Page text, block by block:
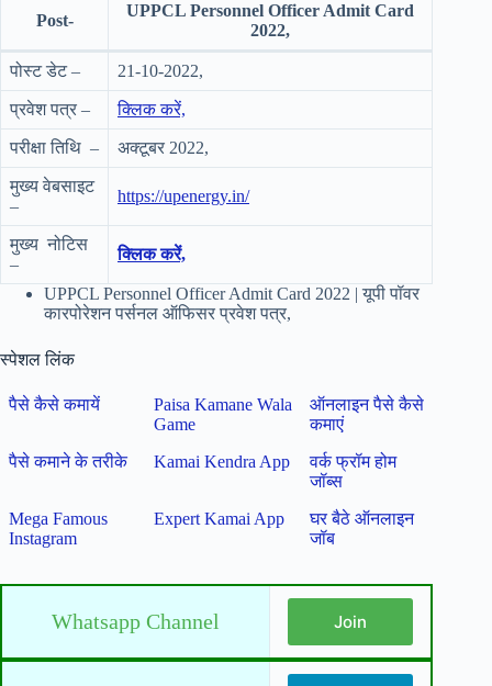
Post-
UPPCL Personnel Officer Admit Card
2022,
पोस्ट डेट – 21-10-2022,
प्रवेश पत्र – क्लिक करें,
परीक्षा तिथि – अक्टूबर 2022,
मुख्य वेबसाइट
–
https://upenergy.in/
मुख्य नोटिस
–
क्लिक करें,
UPPCL Personnel Officer Admit Card 2022 | यूपी पॉवर
कारपोरेशन पर्सनल ऑफिसर प्रवेश पत्र,
स्पेशल लिंक
पैसे कैसे कमायें
Paisa Kamane Wala
Game
ऑनलाइन पैसे कैसे
कमाएं
पैसे कमाने के तरीके
Kamai Kendra App
वर्क फ्रॉम होम
जॉब्स
Mega Famous
Instagram
Expert Kamai App
घर बैठे ऑनलाइन
जॉब
Whatsapp Channel Join